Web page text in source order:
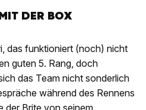
DER BOX
das funktioniert (noch) nicht
guten 5. Rang, doch
das Team nicht sonderlich
während des Rennens